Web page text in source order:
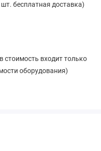
бесплатная доставка)
стоимость входит только
оборудования)